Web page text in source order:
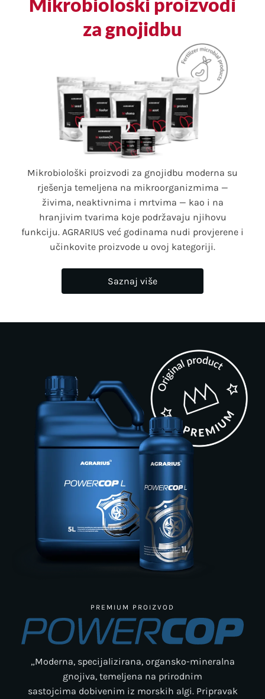
za gnojidbu
Mikrobiološki proizvodi za gnojidbu moderna su
rješenja temeljena na mikroorganizmima —
živima, neaktivnima i mrtvima — kao i na
hranjivim tvarima koje podržavaju njihovu
funkciju. AGRARIUS već godinama nudi provjerene i
učinkovite proizvode u ovoj kategoriji.
Saznaj više
PREMIUM PROIZVOD
„Moderna, specijalizirana, organsko-mineralna
gnojiva, temeljena na prirodnim
sastojcima dobivenim iz morskih algi. Pripravak